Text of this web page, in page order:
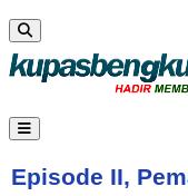
Episode II,